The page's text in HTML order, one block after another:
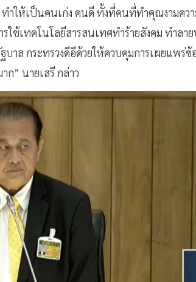
ทำให้เป็นคนเก่ง คนดี ทั้งที่คนที่ทำคุณงามคว
ใช้เทคโนโลยีสารสนเทศทำร้ายสังคม ทำลาย
บาล กระทรวงดีอีด้วยให้ควบคุมการเผยแพร่
” นายเสรี กล่าว